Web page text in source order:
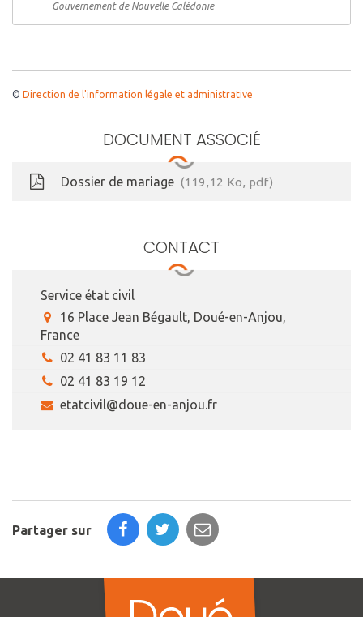
Gouvernement de Nouvelle Calédonie
© Direction de l'information légale et administrative
DOCUMENT ASSOCIÉ
Dossier de mariage 119,12 Ko, pdf
CONTACT
Service état civil
16 Place Jean Bégault, Doué-en-Anjou,
France
02 41 83 11 83
02 41 83 19 12
etatcivil@doue-en-anjou.fr
Partager sur